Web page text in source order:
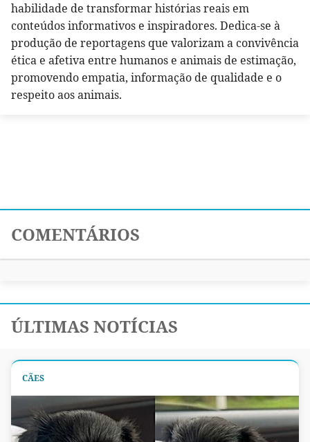
habilidade de transformar histórias reais em
conteúdos informativos e inspiradores. Dedica-se à
produção de reportagens que valorizam a convivência
ética e afetiva entre humanos e animais de estimação,
promovendo empatia, informação de qualidade e o
respeito aos animais.
COMENTÁRIOS
ÚLTIMAS NOTÍCIAS
CÃES